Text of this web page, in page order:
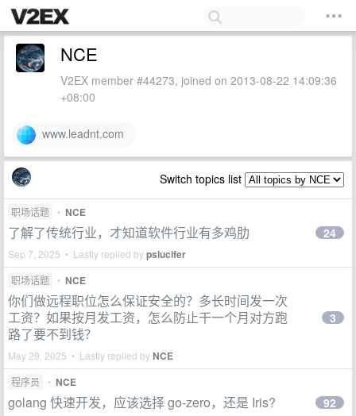
NCE
V2EX member #44273, joined on 2013-08-22 14:09:36
+08:00
www.leadnt.com
Switch topics list
职场话题 • NCE
了解了传统行业，才知道软件行业有多鸡肋
Sep 7, 2025 • Lastly replied bypslucifer
24
职场话题 • NCE
你们做远程职位怎么保证安全的？多长时间发一次
工资？如果按月发工资，怎么防止干一个月对方跑
路了要不到钱？
May 29, 2025 • Lastly replied byNCE
3
程序员 • NCE
golang 快速开发，应该选择 go-zero，还是 Iris? 92